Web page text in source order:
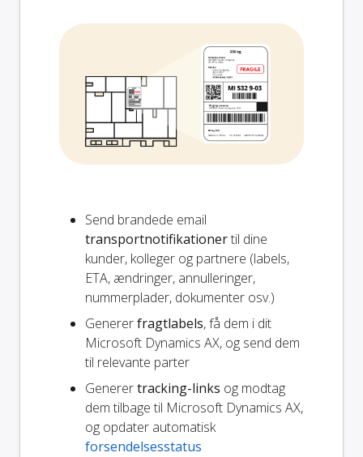
Send brandede email
transportnotifikationertil dine
kunder, kolleger og partnere (labels,
ETA, ændringer, annulleringer,
nummerplader, dokumenter osv.)
Genererfragtlabels, få dem i dit
Microsoft Dynamics AX, og send dem
til relevante parter
Generertracking-links og modtag
dem tilbage til Microsoft Dynamics AX,
og opdater automatisk
forsendelsesstatus